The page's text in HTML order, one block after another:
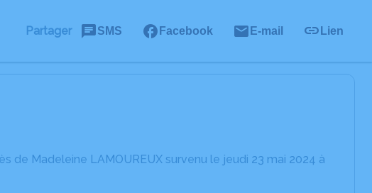
Partager SMS Facebook E-mail Lien
de Madeleine LAMOUREUX survenu le jeudi 23 mai 2024 à